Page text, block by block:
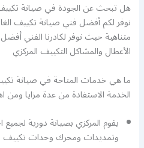
هل تبحث عن الجودة في صيانة
نوفر لكم أفضل فني صيانة تكييف
متناهية حيث نوفر لكادرنا الفني
الأعطال والمشاكل التكييف المركزي
ما هي خدمات المتاحة في صيانة
الخدمة الاستفادة من عدة مزايا ومن
يقوم المركزي بصيانة دورية
وتمديدات ومحرك وحدات تكييف